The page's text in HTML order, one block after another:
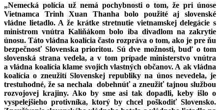
„Nemecká polícia už nemá pochybnosti o tom, že pri únose
Vietnamca Trinh Xuan Thanha bolo použité aj slovenské
vládne lietadlo. A že krátke stretnutie vietnamskej delegácie s
ministrom vnútra Kaliňákom bolo iba divadlom na zakrytie
únosu. Táto vládna koalícia často rozpráva o tom, ako je pre ňu
bezpečnosť Slovenska prioritou. Sú dve možnosti, buď o tom
slovenská strana vedela, a v tom prípade ministerstvo vnútra
a vládna koalícia klame svojich vlastných občanov. A ak vládna
koalícia o zneužití Slovenskej republiky na únos nevedela, je
trestuhodné, že sa nechala dobehnúť a zneužiť tajnou službou
rozvojovej krajiny. Ako by sme asi tak dopadli, keby išlo o
vyspelejšieho protivníka, ktorý by chcel poškodiť Slovensko.